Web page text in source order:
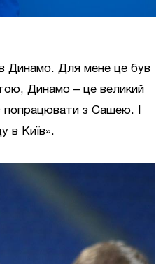
в Динамо. Для мене це був
Динамо – це великий
попрацювати з Сашею. І
в Київ».